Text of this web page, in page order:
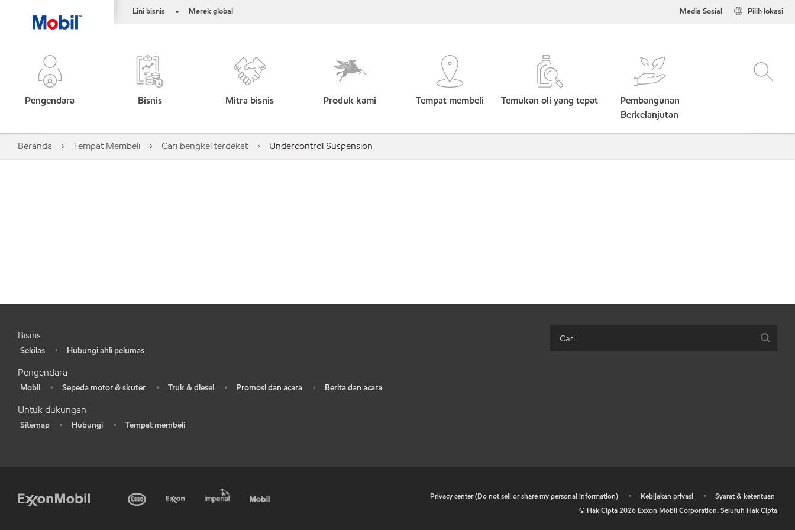
Lini bisnis • Merek global Pilih lokasi
Media Sosial
Pengendara Bisnis Mitra bisnis Produk kami Tempat membeli Temukan oli yang tepat
Pembangunan
Berkelanjutan
Beranda Tempat Membeli Cari bengkel terdekat Undercontrol Suspension
Bisnis
Sekilas • Hubungi ahli pelumas
Pengendara
Mobil • Sepeda motor & skuter • Truk & diesel • Promosi dan acara • Berita dan acara
Untuk dukungan
Sitemap • Hubungi • Tempat membeli
Privacy center (Do not sell or share my personal information) • Kebijakan privasi •
Syarat & ketentuan
© Hak Cipta2026 Exxon Mobil Corporation. Seluruh Hak Cipta